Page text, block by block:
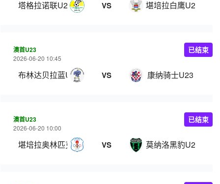
塔格拉诺联U23 VS 堪培拉白鹰U23
澳首U23
2026-06-20 10:45
布林达贝拉蓝U23 VS 康纳骑士U23
已结束
澳首U23
2026-06-20 10:00
堪培拉奥林匹克U23 VS 莫纳洛黑豹U23
已结束